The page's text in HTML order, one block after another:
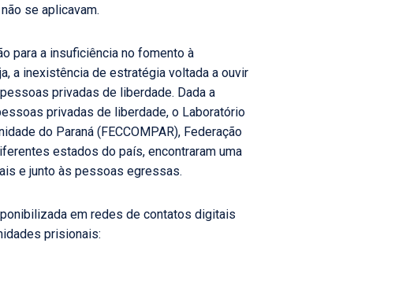
se aplicavam.
para a insuficiência no fomento à
a inexistência de estratégia voltada a ouvir
privadas de liberdade. Dada a
privadas de liberdade, o Laboratório
do Paraná (FECCOMPAR), Federação
estados do país, encontraram uma
e junto às pessoas egressas.
em redes de contatos digitais
prisionais: